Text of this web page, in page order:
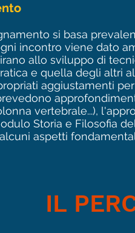
si basa
incontro viene dato
allo sviluppo di
e quella degli altri
aggiustamenti
vertebrale...),
Storia e Filosofia
aspetti
IL